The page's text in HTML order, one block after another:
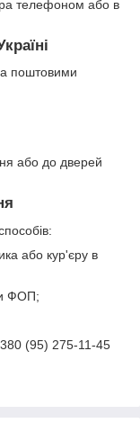
телефоном або в
поштовими
або до дверей
або кур'єру в
ФОП;
(95) 275-11-45